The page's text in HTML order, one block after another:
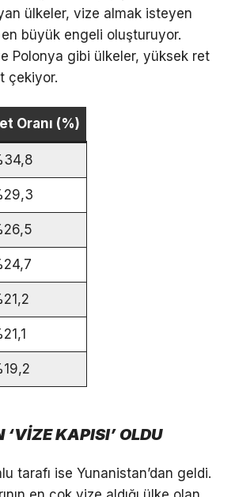
ülkeler, vize almak isteyen
büyük engeli oluşturuyor.
Polonya gibi ülkeler, yüksek ret
çekiyor.
Oranı (%)
KAPISI’ OLDU
tarafı ise Yunanistan’dan geldi.